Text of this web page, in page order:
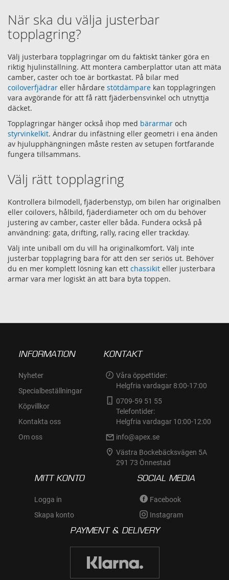
När ska du välja justerbar
topplagring?
Välj justerbara topplagringar om du faktiskt tänker göra en
riktig hjulinställning. Att montera camberplattor utan att mäta
camber, caster och toe är bortkastat. På bilar med
coiloverfjädrar eller hårdare stötdämpare kan topplagringen
vara avgörande för att få rätt fjäderbensvinkel och utnyttja
däcket.
Topplagringar hänger också ihop med bärarmar och
styrvinkelkit. Ändrar du infästning eller geometri i ena änden
av hjulupphängningen måste resten av setupen fortfarande
fungera tillsammans.
Välj rätt topplagring
Kontrollera bilmodell, fjäderbenstyp, om bilen har originalben
eller coilovers, hålbild, fjäderdiameter och om du behöver
justering av camber, caster eller båda. Fundera också på
användning: gata, drifting, rally, racing eller trackday.
Välj inte uniball om du vill ha originalkomfort. Välj inte
justerbar topplagring bara för att den ser seriös ut. Behöver
du en mer komplett lösning kan ett chassikit eller justerbara
armar vara mer logiskt än att bara byta toppen.
INFORMATION
Nyheter
Specialbeställningar
Köpvillkor
Kontakta oss
Om oss
KONTAKT
Våra öppettider:
Helgfria vardagar 8:00-17:00
0709-59 51 55
Telefontider:
Helgfria vardagar 10:00-12:00
info@apex.se
Västra Bockebäcksvägen 5A
291 73 Önnestad
MITT KONTO
Logga in
Skapa konto
SOCIAL MEDIA
Facebook
Instagram
PAYMENT & DELIVERY